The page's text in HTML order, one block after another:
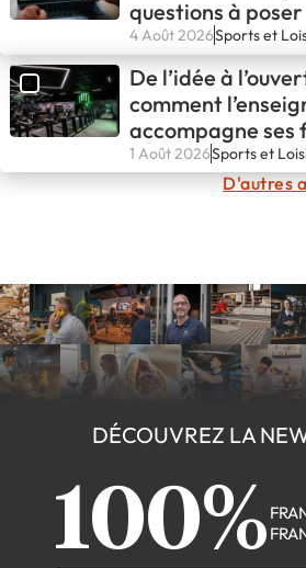
questions à
lancer
4 Août 2026Sports et
De l’idée à
comment
accompagne ses
1 Août 2026Sports et
D'autres
DÉCOUVREZ LA
100%